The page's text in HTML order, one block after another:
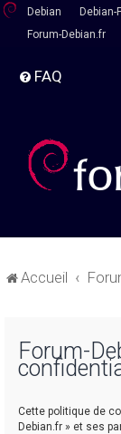
Debian Debian-
Forum-Debian.fr
FAQ
Accueil
Forum-
Cette politique de
Debian.fr » et ses